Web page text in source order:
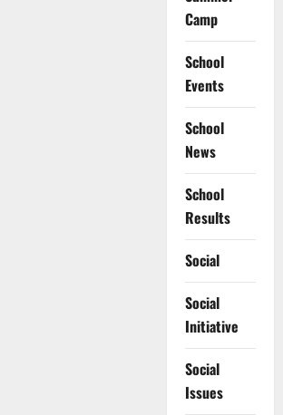
Camp
School
Events
School
News
School
Results
Social
Social
Initiative
Social
Issues